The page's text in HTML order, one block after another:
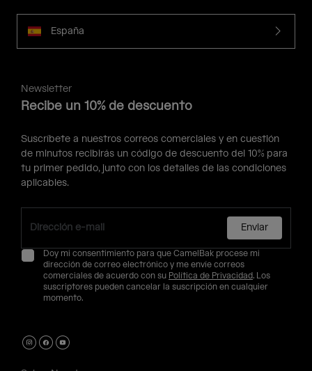
España
Newsletter
Recibe un 10% de descuento
Suscríbete a nuestros correos comerciales y en cuestión
de minutos recibirás un código de descuento del 10% para
tu primer pedido, junto con los detalles de las condiciones
aplicables.
Enviar
Doy mi consentimiento para que CamelBak procese mi
dirección de correo electrónico y me envíe correos
comerciales de acuerdo con su Política de Privacidad. Los
suscriptores pueden cancelar la suscripción en cualquier
momento.